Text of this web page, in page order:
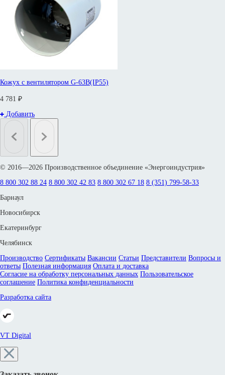
Кожух с вентилятором G-63B(IP55)
4 781 ₽
Добавить
© 2016—2026 Производственное объединение «Энергоиндустрия»
8 800 302 88 24 8 800 302 42 83 8 800 302 67 18 8 (351) 799-58-33
Барнаул
Новосибирск
Екатеринбург
Челябинск
Производство Сертификаты Вакансии Статьи Представители Вопросы и
ответы Полезная информация Оплата и доставка
Согласие на обработку персональных данных Пользовательское
соглашение Политика конфиденциальности
Разработка сайта
VT Digital